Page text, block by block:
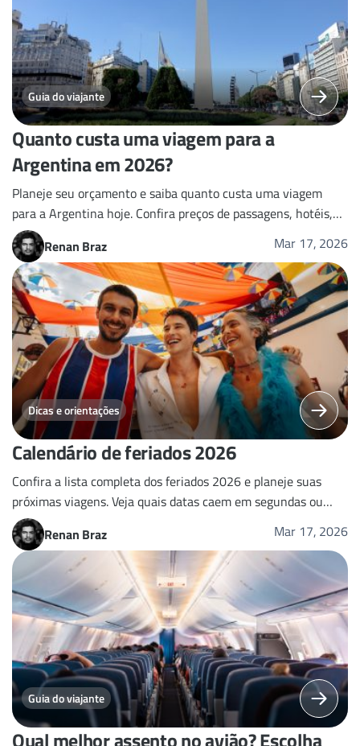
Guia do viajante
Quanto custa uma viagem para a
Argentina em 2026?
Planeje seu orçamento e saiba quanto custa uma viagem
para a Argentina hoje. Confira preços de passagens, hotéis,
alimentação e as novas regras de seguro obrigatório.
Renan Braz Mar 17, 2026
Dicas e orientações
Calendário de feriados 2026
Confira a lista completa dos feriados 2026 e planeje suas
próximas viagens. Veja quais datas caem em segundas ou
sextas e aproveite os feriadões prolongados.
Renan Braz Mar 17, 2026
Guia do viajante